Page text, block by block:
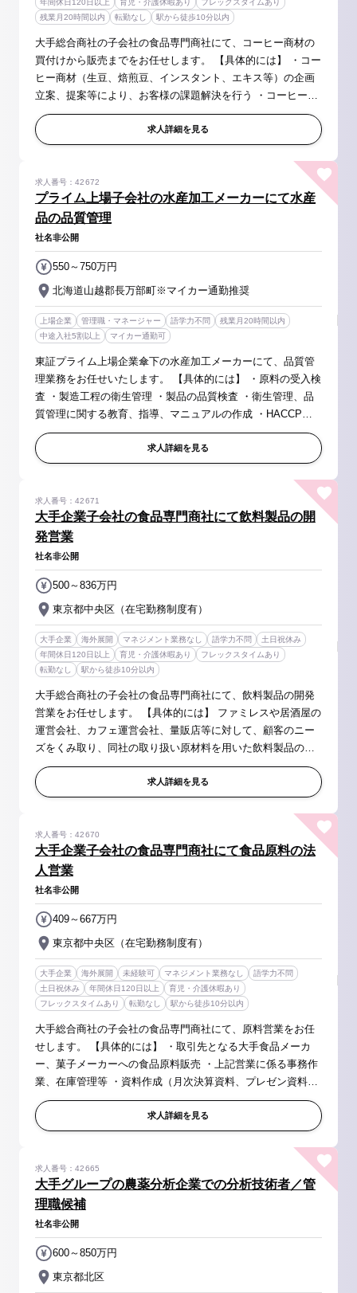
年間休日120日以上
育児・介護休暇あり
フレックスタイムあり
残業月20時間以内
転勤なし 駅から徒歩10分以内
大手総合商社の子会社の食品専門商社にて、コーヒー商材の
買付けから販売までをお任せします。 【具体的には】 ・コー
ヒー商材（生豆、焙煎豆、インスタント、エキス等）の企画
立案、提案等により、お客様の課題解決を行う ・コーヒーの
買付けから販売を一貫して行う他、メーカー機能も有してい
るため、企画、提...
求人詳細を見る
プライム上場子会社の水産加工メーカーにて水産
品の品質管理
求人番号：42672
社名非公開
北海道山越郡長万部町※マイカー通勤推奨
550～750万円
上場企業 管理職・マネージャー 語学力不問
残業月20時間以内
中途入社5割以上
マイカー通勤可
東証プライム上場企業傘下の水産加工メーカーにて、品質管
理業務をお任せいたします。 【具体的には】 ・原料の受入検
査 ・製造工程の衛生管理 ・製品の品質検査 ・衛生管理、品
質管理に関する教育、指導、マニュアルの作成 ・HACCPや
取引先からの監査対応など ・その他、付随業務 【取り扱い商
材】 ほたて...
求人詳細を見る
大手企業子会社の食品専門商社にて飲料製品の開
発営業
求人番号：42671
社名非公開
東京都中央区（在宅勤務制度有）
500～836万円
大手企業 海外展開 マネジメント業務なし 語学力不問
土日祝休み
年間休日120日以上
育児・介護休暇あり
フレックスタイムあり
転勤なし
駅から徒歩10分以内
大手総合商社の子会社の食品専門商社にて、飲料製品の開発
営業をお任せします。 【具体的には】 ファミレスや居酒屋の
運営会社、カフェ運営会社、量販店等に対して、顧客のニー
ズをくみ取り、同社の取り扱い原材料を用いた飲料製品の開
発を行い、その商品の販売までをお任せいたしいます。 ま
た、それに伴う商品管...求人詳細を見る
大手企業子会社の食品専門商社にて食品原料の法
人営業
求人番号：42670
社名非公開
東京都中央区（在宅勤務制度有）
409～667万円
大手企業 海外展開 未経験可 マネジメント業務なし
語学力不問
土日祝休み
年間休日120日以上
育児・介護休暇あり
フレックスタイムあり
転勤なし 駅から徒歩10分以内
大手総合商社の子会社の食品専門商社にて、原料営業をお任
せします。 【具体的には】 ・取引先となる大手食品メーカ
ー、菓子メーカーへの食品原料販売 ・上記営業に係る事務作
業、在庫管理等 ・資料作成（月次決算資料、プレゼン資料、
商品相場資料作成 等） ※1ヵ月の出張回数…2～4回 ※業務
内容の比率的にはお...
求人詳細を見る
大手グループの農薬分析企業での分析技術者／管
理職候補
求人番号：42665
社名非公開
東京都北区
600～850万円